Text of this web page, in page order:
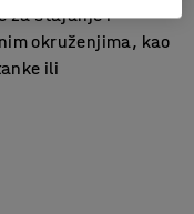
za stajanje i
okruženjima, kao
ili